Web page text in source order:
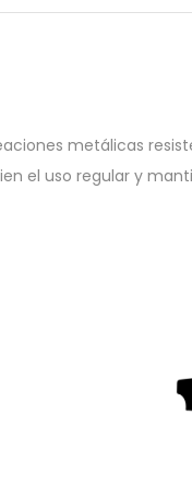
metálicas
el uso regular y